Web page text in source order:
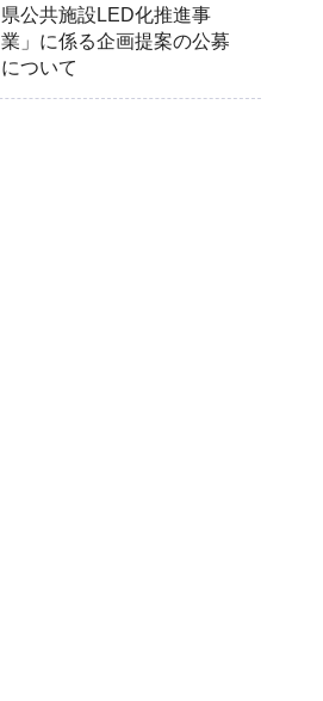
県公共施設LED化推進事
業」に係る企画提案の公募
について